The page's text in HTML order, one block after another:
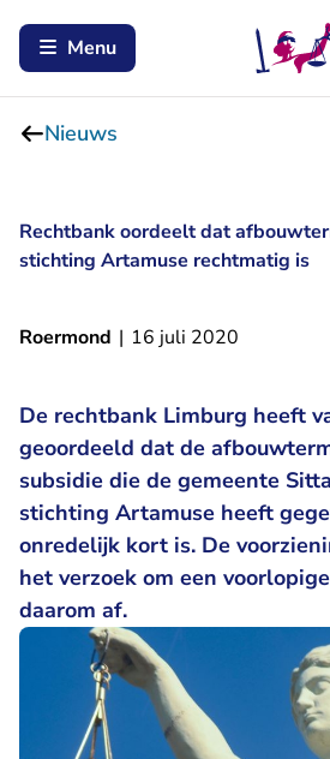
Menu
Nieuws
Rechtbank oordeelt dat
stichting Artamuse rechtmatig is
Roermond | 16 juli 2020
De rechtbank Limburg heeft
geoordeeld dat de
subsidie die de gemeente
stichting Artamuse heeft
onredelijk kort is. De
het verzoek om een
daarom af.